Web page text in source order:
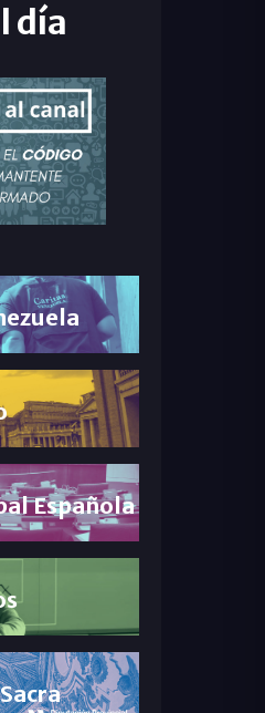
día
Española